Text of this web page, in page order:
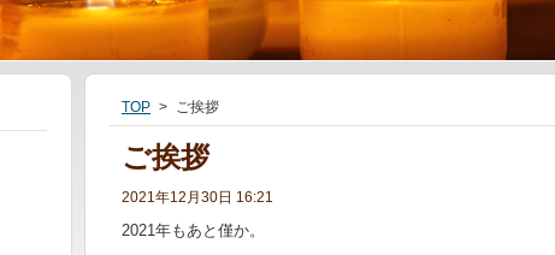
TOP > ご挨拶
ご挨拶
2021年12月30日 16:21
2021年もあと僅か。